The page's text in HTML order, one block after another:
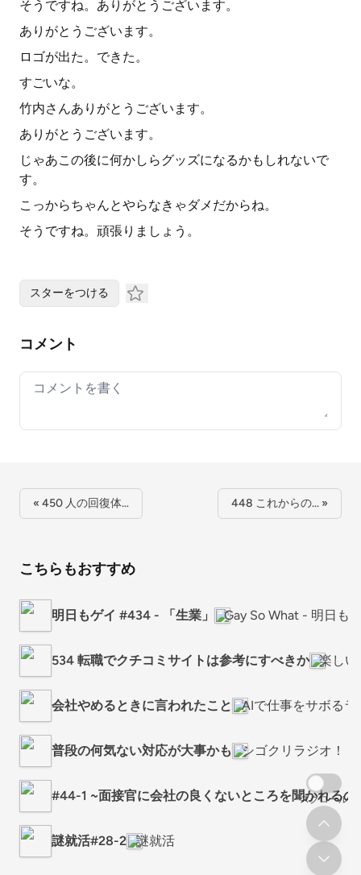
そうですね。ありがとうございます。
ありがとうございます。
ロゴが出た。できた。
すごいな。
竹内さんありがとうございます。
ありがとうございます。
じゃあこの後に何かしらグッズになるかもしれないで
す。
こっからちゃんとやらなきゃダメだからね。
そうですね。頑張りましょう。
スターをつける
コメント
Your comment
« 450 人の回復体… 448 これからの… »
こちらもおすすめ
明日もゲイ #434 - 「生業」 Gay So What - 明日も
534 転職でクチコミサイトは参考にすべきか 楽しい
会社やめるときに言われたこと AIで仕事をサボるラ
普段の何気ない対応が大事かも シゴクリラジオ！
#44-1 ~面接官に会社の良くないところを聞かれるの
謎就活#28-2 謎就活
スクロール